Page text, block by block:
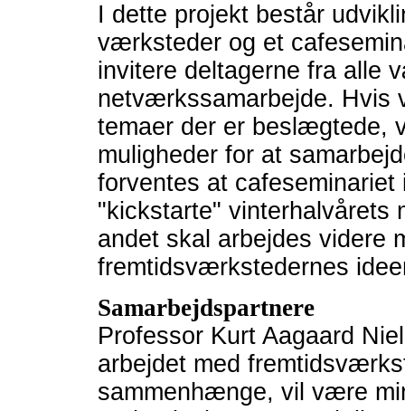
I dette projekt består
værksteder og et
invitere deltagerne fra alle
netværkssamarbejde. Hvis
temaer der er beslægtede,
muligheder for at
forventes at
"kickstarte" vinterhalvårets
andet skal arbejdes videre
fremtidsværkstedernes
Samarbejdspartnere
Professor Kurt Aagaard
arbejdet med
sammenhænge, vil være